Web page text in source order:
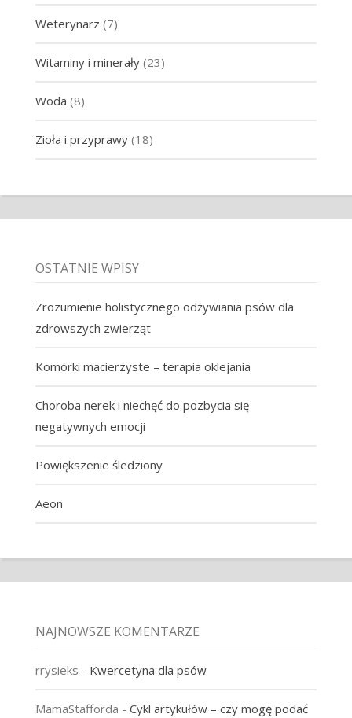
Weterynarz (7)
Witaminy i minerały(23)
Woda (8)
Zioła i przyprawy(18)
OSTATNIE WPISY
Zrozumienie holistycznego odżywiania psów dla
zdrowszych zwierząt
Komórki macierzyste – terapia oklejania
Choroba nerek i niechęć do pozbycia się
negatywnych emocji
Powiększenie śledziony
Aeon
NAJNOWSZE KOMENTARZE
rrysieks - Kwercetyna dla psów
MamaStafforda - Cykl artykułów – czy mogę podać